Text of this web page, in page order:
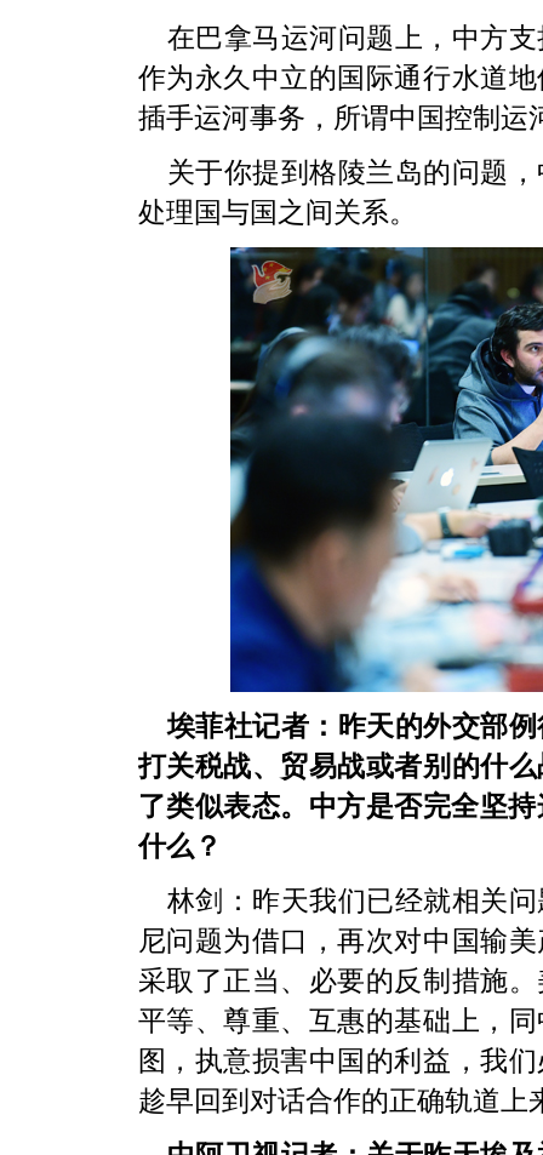
在巴拿马运河问题上，中方
作为永久中立的国际通行水道
插手运河事务，所谓中国控制运
关于你提到格陵兰岛的问题
处理国与国之间关系。
埃菲社记者：昨天的外交部
打关税战、贸易战或者别的什
了类似表态。中方是否完全坚
什么？
林剑：昨天我们已经就相关
尼问题为借口，再次对中国输
采取了正当、必要的反制措施
平等、尊重、互惠的基础上，
图，执意损害中国的利益，我
趁早回到对话合作的正确轨道上